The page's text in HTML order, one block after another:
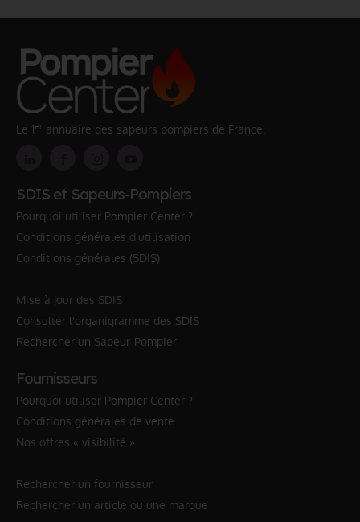
Le 1er annuaire des sapeurs pompiers de France.
SDIS et Sapeurs-Pompiers
Pourquoi utiliser Pompier Center ?
Conditions générales d'utilisation
Conditions générales (SDIS)
Mise à jour des SDIS
Consulter l'organigramme des SDIS
Rechercher un Sapeur-Pompier
Fournisseurs
Pourquoi utiliser Pompier Center ?
Conditions générales de vente
Nos offres « visibilité »
Rechercher un fournisseur
Rechercher un article ou une marque